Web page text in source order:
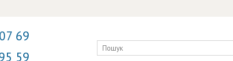
69
59